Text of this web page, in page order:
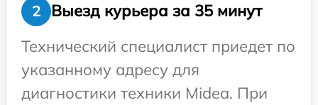
2
Выезд курьера за 35 минут
Технический специалист приедет по
указанному адресу для
диагностики техники Midea. При